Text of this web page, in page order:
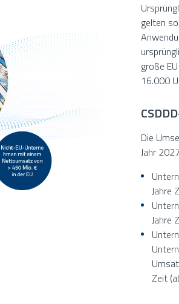
gelten
große
16.000
Die
Jahr
Jahre
Jahre
Zeit